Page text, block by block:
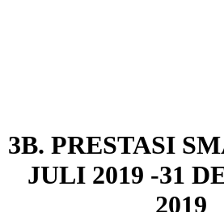
3B. PRESTASI
JULI 2019 -31
2019